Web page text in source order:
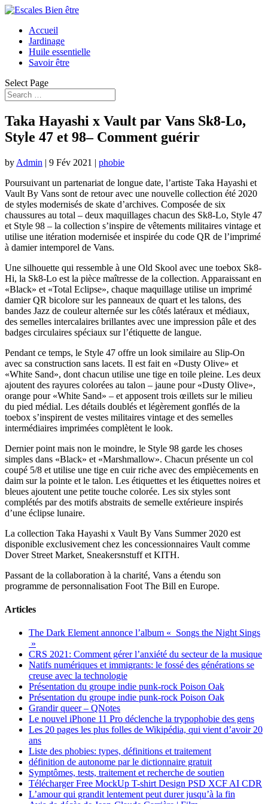
Accueil
Jardinage
Huile essentielle
Savoir être
Select Page
Taka Hayashi x Vault par Vans Sk8-Lo,
Style 47 et 98– Comment guérir
by Admin | 9 Fév 2021 | phobie
Poursuivant un partenariat de longue date, l’artiste Taka Hayashi et
Vault By Vans sont de retour avec une nouvelle collection été 2020
de styles modernisés de skate d’archives. Composée de six
chaussures au total – deux maquillages chacun des Sk8-Lo, Style 47
et Style 98 – la collection s’inspire de vêtements militaires vintage et
utilise une itération modernisée et inspirée du code QR de l’imprimé
à damier intemporel de Vans.
Une silhouette qui ressemble à une Old Skool avec une toebox Sk8-
Hi, la Sk8-Lo est la pièce maîtresse de la collection. Apparaissant en
«Black» et «Total Eclipse», chaque maquillage utilise un imprimé
damier QR bicolore sur les panneaux de quart et les talons, des
bandes Jazz de couleur alternée sur les côtés latéraux et médiaux,
des semelles intercalaires brillantes avec une impression pâle et des
badges circulaires spéciaux sur l’étiquette de langue.
Pendant ce temps, le Style 47 offre un look similaire au Slip-On
avec sa construction sans lacets. Il est fait en «Dusty Olive» et
«White Sand», dont chacun utilise une tige en toile pleine. Les deux
ajoutent des rayures colorées au talon – jaune pour «Dusty Olive»,
orange pour «White Sand» – et apposent trois œillets sur le milieu
du pied médial. Les détails doublés et légèrement gonflés de la
toebox s’inspirent de vestes militaires vintage et des semelles
intermédiaires imprimées complètent le look.
Dernier point mais non le moindre, le Style 98 garde les choses
simples dans «Black» et «Marshmallow». Chacun présente un col
coupé 5/8 et utilise une tige en cuir riche avec des empiècements en
daim sur la pointe et le talon. Les étiquettes et les étiquettes noires et
bleues ajoutent une petite touche colorée. Les six styles sont
complétés par des motifs abstraits de semelle extérieure inspirés
d’une éclipse lunaire.
La collection Taka Hayashi x Vault By Vans Summer 2020 est
disponible exclusivement chez les concessionnaires Vault comme
Dover Street Market, Sneakersnstuff et KITH.
Passant de la collaboration à la charité, Vans a étendu son
programme de personnalisation Foot The Bill en Europe.
Articles
The Dark Element annonce l’album « Songs the Night Sings
»
CRS 2021: Comment gérer l’anxiété du secteur de la musique
Natifs numériques et immigrants: le fossé des générations se
creuse avec la technologie
Présentation du groupe indie punk-rock Poison Oak
Présentation du groupe indie punk-rock Poison Oak
Grandir queer – QNotes
Le nouvel iPhone 11 Pro déclenche la trypophobie des gens
Les 20 pages les plus folles de Wikipédia, qui vient d’avoir 20
ans
Liste des phobies: types, définitions et traitement
définition de autonome par le dictionnaire gratuit
Symptômes, tests, traitement et recherche de soutien
Télécharger Free MockUp T-shirt Design PSD XCF AI CDR
L’amour qui grandit lentement peut durer jusqu’à la fin